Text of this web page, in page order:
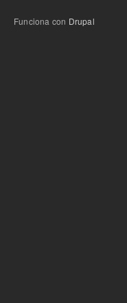
Funciona con Drupal